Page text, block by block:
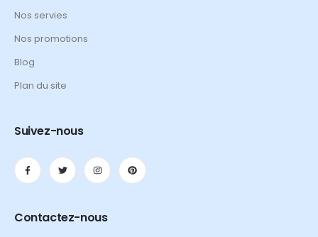
Nos servies
Nos promotions
Blog
Plan du site
Suivez-nous
Contactez-nous